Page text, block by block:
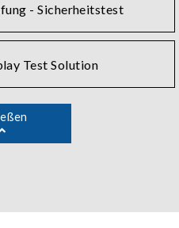
- Sicherheitstest
Test Solution